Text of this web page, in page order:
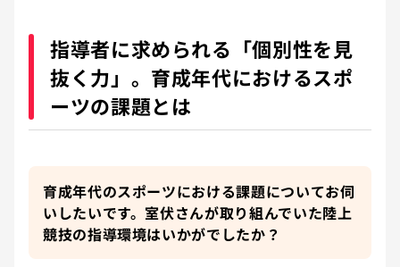
指導者に求められる「個別性を見
抜く力」。育成年代におけるスポ
ーツの課題とは
育成年代のスポーツにおける課題についてお伺
いしたいです。室伏さんが取り組んでいた陸上
競技の指導環境はいかがでしたか？